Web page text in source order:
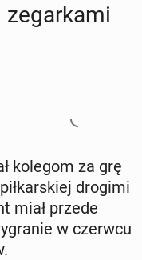
kolegom za grę
drogimi
miał przede
w czerwcu